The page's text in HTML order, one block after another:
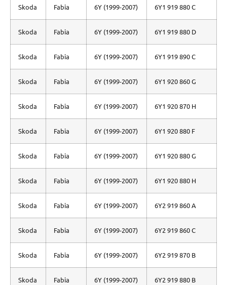
Skoda Fabia 6Y (1999-2007) 6Y1 919 880 C
Skoda Fabia 6Y (1999-2007) 6Y1 919 880 D
Skoda Fabia 6Y (1999-2007) 6Y1 919 890 C
Skoda Fabia 6Y (1999-2007) 6Y1 920 860 G
Skoda Fabia 6Y (1999-2007) 6Y1 920 870 H
Skoda Fabia 6Y (1999-2007) 6Y1 920 880 F
Skoda Fabia 6Y (1999-2007) 6Y1 920 880 G
Skoda Fabia 6Y (1999-2007) 6Y1 920 880 H
Skoda Fabia 6Y (1999-2007) 6Y2 919 860 A
Skoda Fabia 6Y (1999-2007) 6Y2 919 860 C
Skoda Fabia 6Y (1999-2007) 6Y2 919 870 B
Skoda Fabia 6Y (1999-2007) 6Y2 919 880 B